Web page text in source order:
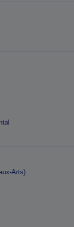
Arts)